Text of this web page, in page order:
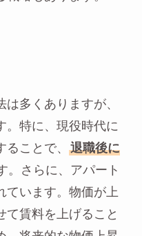
多くありますが、
。特に、現役時代に
ことで、
退職後に
。さらに、アパート
ています。物価が上
て賃料を上げること